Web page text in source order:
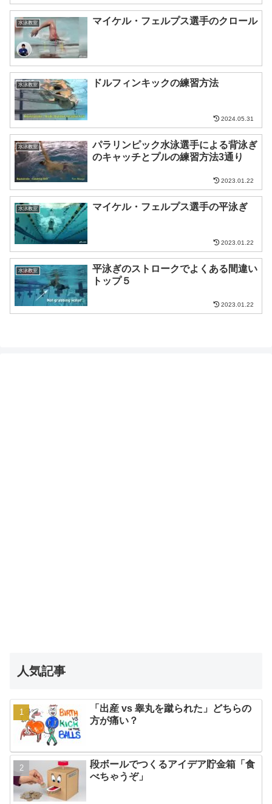
水泳教室 マイケル・フェルプス選手のクロール
水泳教室 ドルフィンキックの練習方法
2024.05.31
水泳教室
パラリンピック水泳選手による背泳ぎ
のキャッチとプルの練習方法3通り
2023.01.22
水泳教室 マイケル・フェルプス選手の平泳ぎ
2023.01.22
水泳教室
平泳ぎのストロークでよくある間違い
トップ５
2023.01.22
人気記事
「出産 vs 睾丸を蹴られた」どちらの
方が痛い？
段ボールでつくるアイデア貯金箱「食
べちゃうぞ」